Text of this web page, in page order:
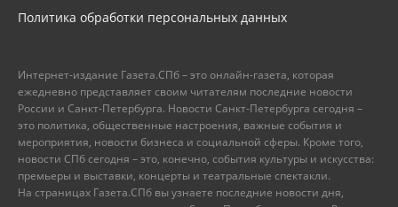
Политика обработки персональных данных
Интернет-издание Газета.СПб – это онлайн-газета, которая
ежедневно представляет своим читателям последние новости
России и Санкт-Петербурга. Новости Санкт-Петербурга сегодня –
это политика, общественные настроения, важные события и
мероприятия, новости бизнеса и социальной сферы. Кроме того,
новости СПб сегодня – это, конечно, события культуры и искусства:
премьеры и выставки, концерты и театральные спектакли.
На страницах Газета.СПб вы узнаете последние новости дня,